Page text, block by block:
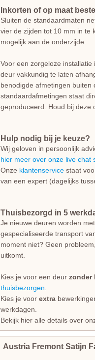
Inkorten of op maat
Sluiten de standaardmaten
vier de zijden tot 10 mm in te
mogelijk aan de onderzijde.
Voor een zorgeloze
deur vakkundig te laten
benodigde afmetingen
standaardafmetingen staat
geproduceerd. Houd bij deze
Hulp nodig bij je keuze?
Wij geloven in persoonlijk
hier meer over onze live chat
Onze klantenservice staat
van een expert (dagelijks
Thuisbezorgd in 5
Je nieuwe deuren worden
gespecialiseerde transport
moment niet? Geen
uitkomt.
Kies je voor een deur zonder
thuisbezorgen
Kies je voor extra
werkdagen.
Bekijk hier alle details over
Austria Fremont Satijn